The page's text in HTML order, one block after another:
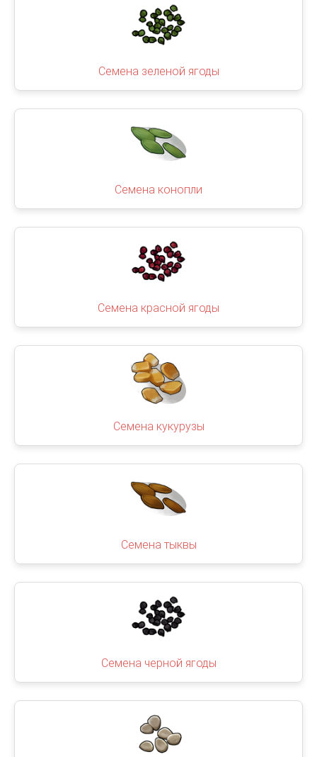
Семена зеленой ягоды
Семена конопли
Семена красной ягоды
Семена кукурузы
Семена тыквы
Семена черной ягоды